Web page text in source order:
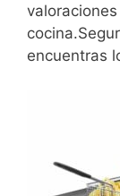
encuentras